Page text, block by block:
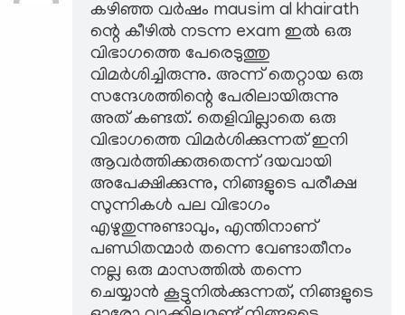
കഴിഞ്ഞ വർഷം mausim al khairath
ന്റെ കീഴിൽ നടന്ന exam ഇൽ ഒരു
വിഭാഗത്തെ പേരെടുത്തു
വിമർശിച്ചിരുന്നു. അന്ന് തെറ്റായ ഒരു
സന്ദേശത്തിന്റെ പേരിലായിരുന്നു
അത് കണ്ടത്. തെളിവില്ലാതെ ഒരു
വിഭാഗത്തെ വിമർശിക്കുന്നത് ഇനി
ആവർത്തിക്കരുതെന്ന് ദയവായി
അപേക്ഷിക്കുന്നു, നിങ്ങളുടെ പരീക്ഷ
സുന്നികൾ പല വിഭാഗം
എഴുതുന്നുണ്ടാവും, എന്തിനാണ്
പണ്ഡിതന്മാർ തന്നെ വേണ്ടാതീനം
നല്ല ഒരു മാസത്തിൽ തന്നെ
ചെയ്യാൻ കൂട്ടുനിൽക്കുന്നത്, നിങ്ങളുടെ